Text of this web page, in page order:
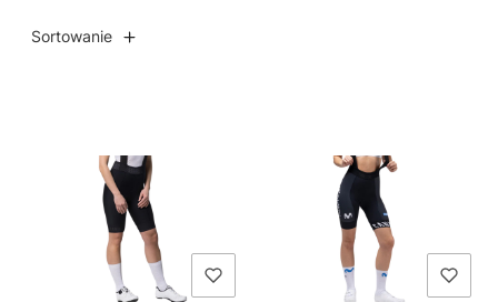
Sortowanie
Lista produktów